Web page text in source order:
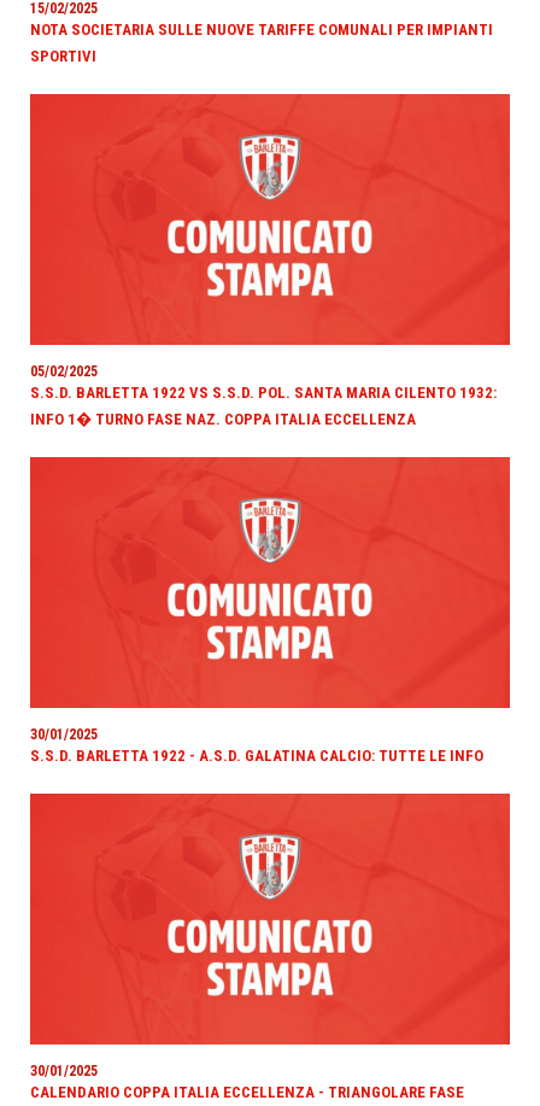
15/02/2025
NOTA SOCIETARIA SULLE NUOVE TARIFFE COMUNALI PER IMPIANTI
SPORTIVI
05/02/2025
S.S.D. BARLETTA 1922 VS S.S.D. POL. SANTA MARIA CILENTO 1932:
INFO 1� TURNO FASE NAZ. COPPA ITALIA ECCELLENZA
30/01/2025
S.S.D. BARLETTA 1922 - A.S.D. GALATINA CALCIO: TUTTE LE INFO
30/01/2025
CALENDARIO COPPA ITALIA ECCELLENZA - TRIANGOLARE FASE